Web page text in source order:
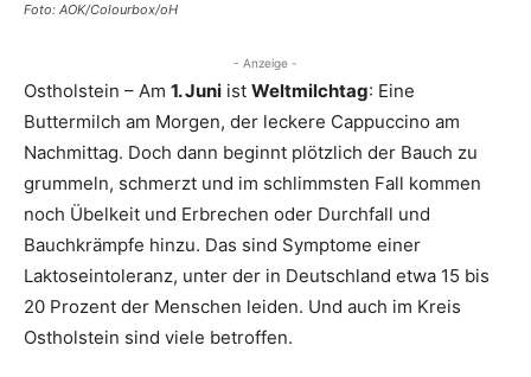
Foto: AOK/Colourbox/oH
- Anzeige -
Ostholstein – Am 1. Juni ist Weltmilchtag: Eine
Buttermilch am Morgen, der leckere Cappuccino am
Nachmittag. Doch dann beginnt plötzlich der Bauch zu
grummeln, schmerzt und im schlimmsten Fall kommen
noch Übelkeit und Erbrechen oder Durchfall und
Bauchkrämpfe hinzu. Das sind Symptome einer
Laktoseintoleranz, unter der in Deutschland etwa 15 bis
20 Prozent der Menschen leiden. Und auch im Kreis
Ostholstein sind viele betroffen.